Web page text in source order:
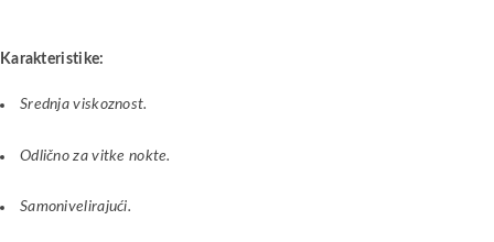
Karakteristike:
Srednja viskoznost.
Odlično za vitke nokte.
Samonivelirajući.